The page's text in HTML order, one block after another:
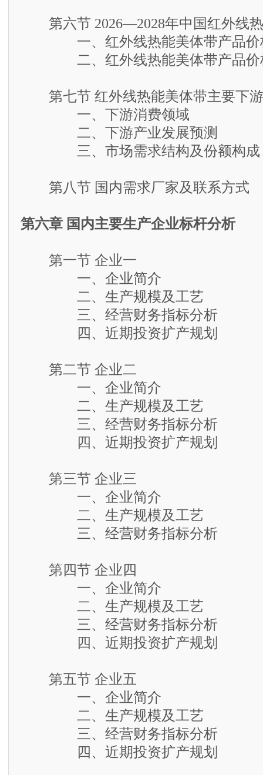
第六节 2026—2028年中国红外线热
一、红外线热能美体带产品价
二、红外线热能美体带产品价
第七节 红外线热能美体带主要下游
一、下游消费领域
二、下游产业发展预测
三、市场需求结构及份额构成
第八节 国内需求厂家及联系方式
第六章 国内主要生产企业标杆分析
第一节 企业一
一、企业简介
二、生产规模及工艺
三、经营财务指标分析
四、近期投资扩产规划
第二节 企业二
一、企业简介
二、生产规模及工艺
三、经营财务指标分析
四、近期投资扩产规划
第三节 企业三
一、企业简介
二、生产规模及工艺
三、经营财务指标分析
第四节 企业四
一、企业简介
二、生产规模及工艺
三、经营财务指标分析
四、近期投资扩产规划
第五节 企业五
一、企业简介
二、生产规模及工艺
三、经营财务指标分析
四、近期投资扩产规划